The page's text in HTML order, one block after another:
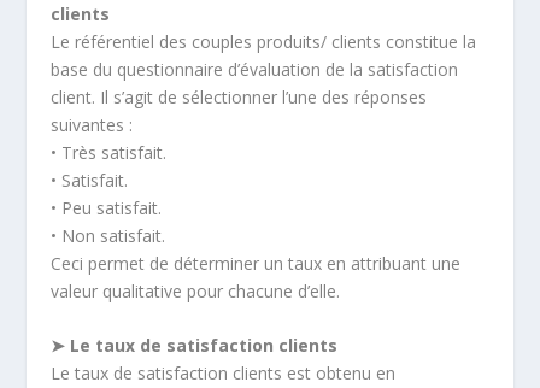
clients
Le référentiel des couples produits/ clients constitue la
base du questionnaire d’évaluation de la satisfaction
client. Il s’agit de sélectionner l’une des réponses
suivantes :
• Très satisfait.
• Satisfait.
• Peu satisfait.
• Non satisfait.
Ceci permet de déterminer un taux en attribuant une
valeur qualitative pour chacune d’elle.
➤ Le taux de satisfaction clients
Le taux de satisfaction clients est obtenu en